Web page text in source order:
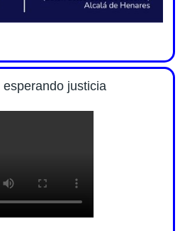
justicia